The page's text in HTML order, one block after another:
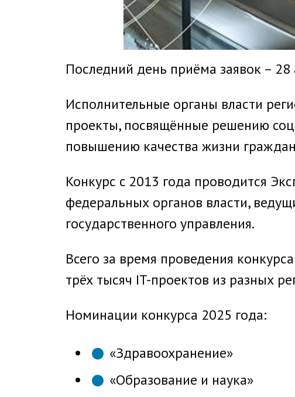
Последний день приёма заявок –
Исполнительные органы власти
проекты, посвящённые решению
повышению качества жизни
Конкурс c 2013 года проводится
федеральных органов власти,
государственного управления.
Всего за время проведения
трёх тысяч IT-проектов из разных
Номинации конкурса 2025 года:
«Здравоохранение»
«Образование и наука»